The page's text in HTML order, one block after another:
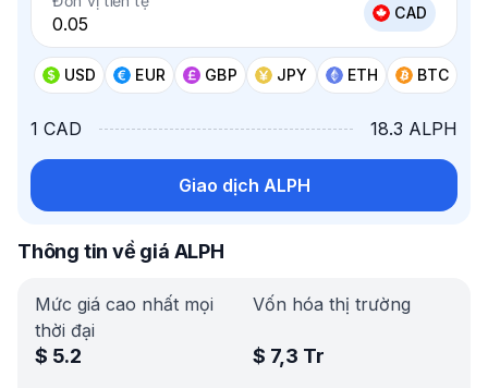
CAD
USD EUR GBP JPY ETH BTC
1 CAD 18.3 ALPH
Giao dịch ALPH
Thông tin về giá ALPH
Mức giá cao nhất mọi
thời đại
$ 5.2
Vốn hóa thị trường
$ 7,3 Tr